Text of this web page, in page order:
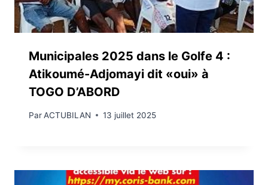
Municipales 2025 dans le Golfe 4 :
Atikoumé-Adjomayi dit «oui» à
TOGO D’ABORD
ParACTUBILAN 13 juillet 2025